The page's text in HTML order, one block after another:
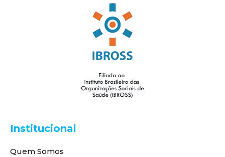
Institucional
Quem Somos